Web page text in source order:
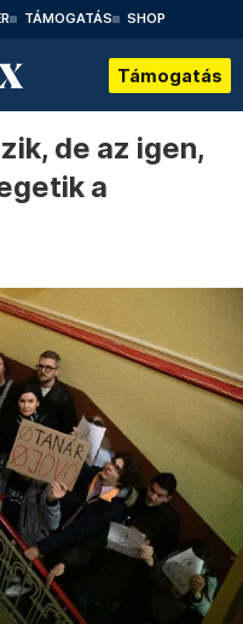
TÁMOGATÁS SHOP
Támogatás
de az igen,
a